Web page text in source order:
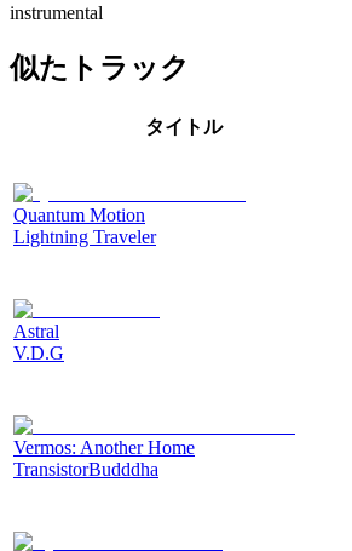
instrumental
似たトラック
タイトル
Quantum Motion
Lightning Traveler
Astral
V.D.G
Vermos: Another Home
TransistorBudddha